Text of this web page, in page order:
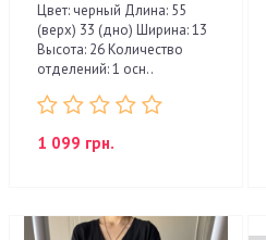
Цвет: черный Длина: 55
(верх) 33 (дно) Ширина: 13
Высота: 26 Количество
отделений: 1 осн..
1 099 грн.